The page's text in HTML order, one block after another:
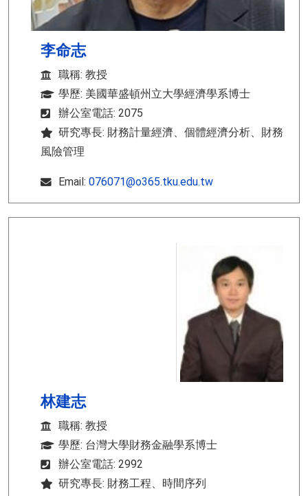
李命志
職稱: 教授
學歷: 美國華盛頓州立大學經濟學系博士
辦公室電話: 2075
研究專長: 財務計量經濟、個體經濟分析、財務
風險管理
Email: 076071@o365.tku.edu.tw
林建志
職稱: 教授
學歷: 台灣大學財務金融學系博士
辦公室電話: 2992
研究專長: 財務工程、時間序列